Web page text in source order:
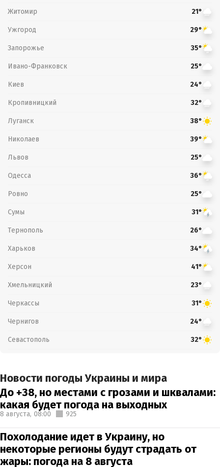
Житомир 21°
Ужгород 29°
Запорожье 35°
Ивано-Франковск 25°
Киев 24°
Кропивницкий 32°
Луганск 38°
Николаев 39°
Львов 25°
Одесса 36°
Ровно 25°
Сумы 31°
Тернополь 26°
Харьков 34°
Херсон 41°
Хмельницкий 23°
Черкассы 31°
Чернигов 24°
Севастополь 32°
Новости погоды Украины и мира
До +38, но местами с грозами и шквалами:
какая будет погода на выходных
8 августа, 08:00 925
Похолодание идет в Украину, но
некоторые регионы будут страдать от
жары: погода на 8 августа